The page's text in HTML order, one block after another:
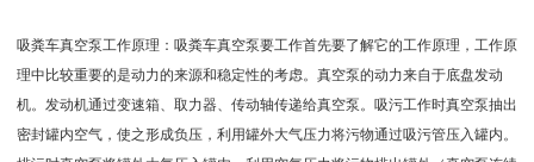
吸粪车真空泵工作原理：吸粪车真空泵要工作首先要了解它的工作原理，工作原
理中比较重要的是动力的来源和稳定性的考虑。真空泵的动力来自于底盘发动
机。发动机通过变速箱、取力器、传动轴传递给真空泵。吸污工作时真空泵抽出
密封罐内空气，使之形成负压，利用罐外大气压力将污物通过吸污管压入罐内。